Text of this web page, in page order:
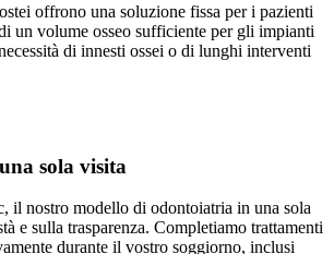
offrono una soluzione fissa per i pazienti
un volume osseo sufficiente per gli impianti
di innesti ossei o di lunghi interventi
sola visita
il nostro modello di odontoiatria in una sola
e sulla trasparenza. Completiamo trattamenti
durante il vostro soggiorno, inclusi